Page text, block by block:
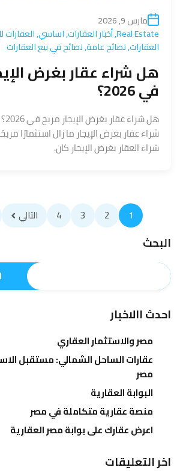
مارس 9, 2026
Real Estate
,أخبار العقارات,اساسي,العقارات
العقارات,نصائح عامة,نصائح في بيع العقارات
هل شراء عقار بغرض
في 2026؟
هل
شراء العقار بغرض الإيجار كان.
1
2
3
4 التالي
البحث
احدث االاخبار
مصر والاستثمار العقاري
عقارات الساحل الشمالي: مستقبل
مصر
البوابة العقارية
منصة عقارية متكاملة في مصر
اعرض عقارك على بوابة مصر العقارية
اخر التعليقات